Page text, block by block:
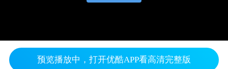
预览播放中，打开优酷APP看高清完整版